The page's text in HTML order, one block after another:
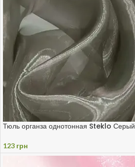
Тюль органза однотонная Steklo Серый
123 грн